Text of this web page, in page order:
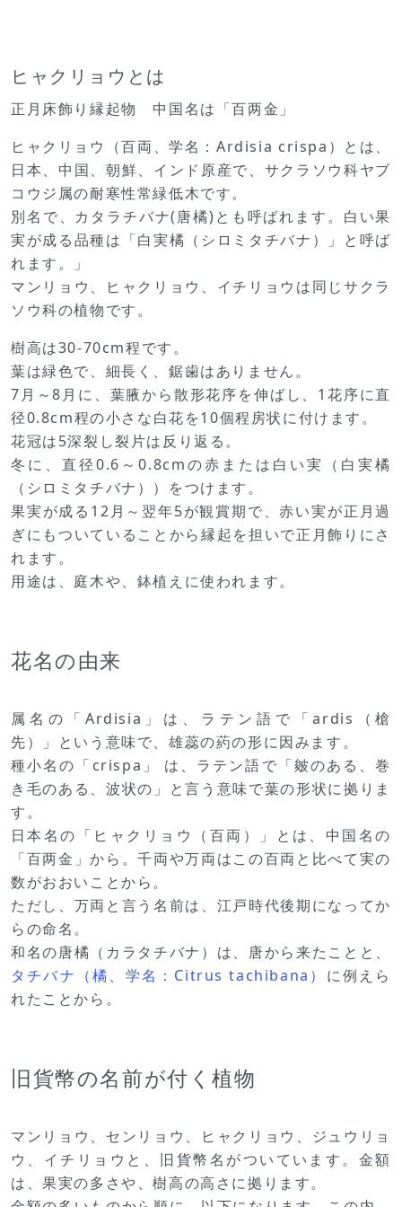
ヒャクリョウとは
正月床飾り縁起物 中国名は「百两金」
ヒャクリョウ（百両、学名：Ardisia crispa）とは、
日本、中国、朝鮮、インド原産で、サクラソウ科ヤブ
コウジ属の耐寒性常緑低木です。
別名で、カタラチバナ(唐橘)とも呼ばれます。白い果
実が成る品種は「白実橘（シロミタチバナ）」と呼ば
れます。」
マンリョウ、ヒャクリョウ、イチリョウは同じサクラ
ソウ科の植物です。
樹高は30-70cm程です。
葉は緑色で、細長く、鋸歯はありません。
7月～8月に、葉腋から散形花序を伸ばし、1花序に直
径0.8cm程の小さな白花を10個程房状に付けます。
花冠は5深裂し裂片は反り返る。
冬に、直径0.6～0.8cmの赤または白い実（白実橘
（シロミタチバナ））をつけます。
果実が成る12月～翌年5が観賞期で、赤い実が正月過
ぎにもついていることから縁起を担いで正月飾りにさ
れます。
用途は、庭木や、鉢植えに使われます。
花名の由来
属名の「Ardisia」は、ラテン語で「ardis（槍
先）」という意味で、雄蕊の葯の形に因みます。
種小名の「crispa」 は、ラテン語で「皴のある、巻
き毛のある、波状の」と言う意味で葉の形状に拠りま
す。
日本名の「ヒャクリョウ（百両）」とは、中国名の
「百两金」から。千両や万両はこの百両と比べて実の
数がおおいことから。
ただし、万両と言う名前は、江戸時代後期になってか
らの命名。
和名の唐橘（カラタチバナ）は、唐から来たことと、
タチバナ（橘、学名：Citrus tachibana） に例えら
れたことから。
旧貨幣の名前が付く植物
マンリョウ、センリョウ、ヒャクリョウ、ジュウリョ
ウ、イチリョウと、旧貨幣名がついています。金額
は、果実の多さや、樹高の高さに拠ります。